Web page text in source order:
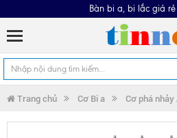
Bàn bi a, bi lắc giá
Trang chủ Cơ Bi a Cơ phá